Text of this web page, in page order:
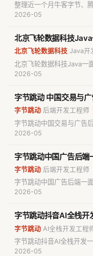
整理近一个月牛客字节、
Java后端面经中的高频题
2026-05
北京飞轮数据科技
北京飞轮数据科技 Java开
北京飞轮数据科技Java一
全程无八股只深挖项目三
2026-05
字节跳动 中国交易与
字节跳动 后端开发工程师
字节跳动中国交易与广告
架源码、JVM垃圾回收、
题。
2026-05
字节跳动中国广告后端
字节跳动 后端开发工程师
字节跳动中国广告后端一
话题，考察懒汉式单例模
动窗口与令牌桶），以及
2026-05
字节跳动抖音AI全栈开
字节跳动 AI全栈开发工程
字节跳动抖音AI全栈开发
模式执行流程、死循环成
2026-05